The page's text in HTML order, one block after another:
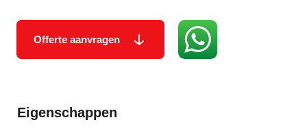
Offerte aanvragen
Eigenschappen